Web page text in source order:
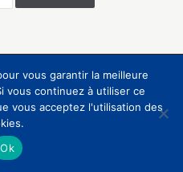
&
France
CLUB
vous garantir la meilleure
vous continuez à utiliser ce
vous acceptez l'utilisation des
Ok